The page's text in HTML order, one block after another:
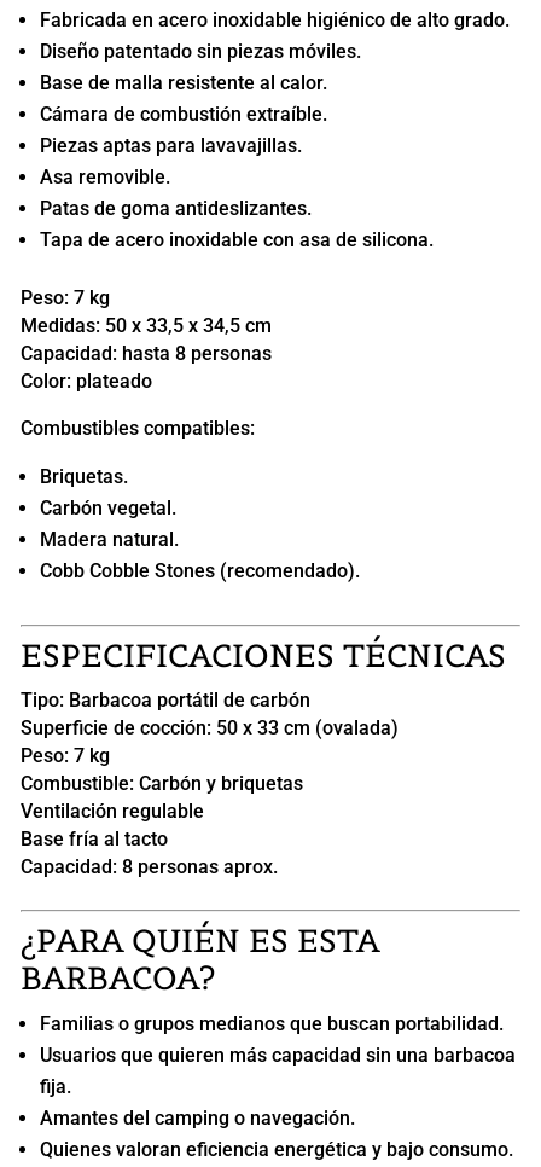
Fabricada en acero inoxidable higiénico de alto grado.
Diseño patentado sin piezas móviles.
Base de malla resistente al calor.
Cámara de combustión extraíble.
Piezas aptas para lavavajillas.
Asa removible.
Patas de goma antideslizantes.
Tapa de acero inoxidable con asa de silicona.
Peso: 7 kg
Medidas: 50 x 33,5 x 34,5 cm
Capacidad: hasta 8 personas
Color: plateado
Combustibles compatibles:
Briquetas.
Carbón vegetal.
Madera natural.
Cobb Cobble Stones (recomendado).
ESPECIFICACIONES TÉCNICAS
Tipo: Barbacoa portátil de carbón
Superficie de cocción: 50 x 33 cm (ovalada)
Peso: 7 kg
Combustible: Carbón y briquetas
Ventilación regulable
Base fría al tacto
Capacidad: 8 personas aprox.
¿PARA QUIÉN ES ESTA
BARBACOA?
Familias o grupos medianos que buscan portabilidad.
Usuarios que quieren más capacidad sin una barbacoa
fija.
Amantes del camping o navegación.
Quienes valoran eficiencia energética y bajo consumo.